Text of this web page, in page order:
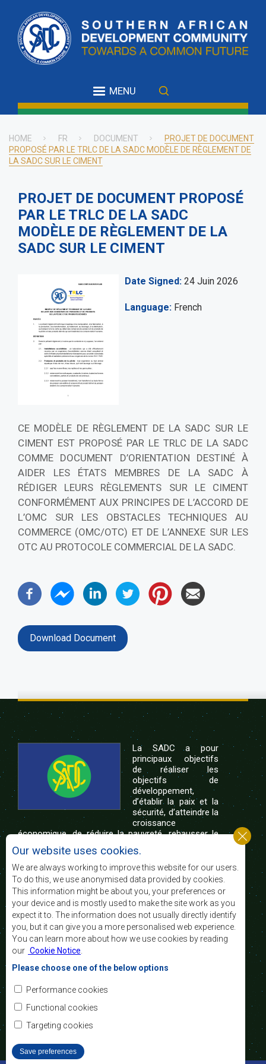
main
content
MENU
Breadcrumb
HOME FR DOCUMENT
PROJET DE DOCUMENT
PROPOSÉ PAR LE TRLC DE LA SADC MODÈLE DE RÈGLEMENT DE
LA SADC SUR LE CIMENT
PROJET DE DOCUMENT PROPOSÉ
PAR LE TRLC DE LA SADC
MODÈLE DE RÈGLEMENT DE LA
SADC SUR LE CIMENT
Date Signed 24 Juin 2026
Language French
CE MODÈLE DE RÈGLEMENT DE LA SADC SUR LE
CIMENT EST PROPOSÉ PAR LE TRLC DE LA SADC
COMME DOCUMENT D’ORIENTATION DESTINÉ À
AIDER LES ÉTATS MEMBRES DE LA SADC À
RÉDIGER LEURS RÈGLEMENTS SUR LE CIMENT
CONFORMÉMENT AUX PRINCIPES DE L’ACCORD DE
L’OMC SUR LES OBSTACLES TECHNIQUES AU
COMMERCE (OMC/OTC) ET DE L’ANNEXE SUR LES
OTC AU PROTOCOLE COMMERCIAL DE LA SADC.
Download Document
La SADC a pour
principaux objectifs
de réaliser les
objectifs de
développement,
d’établir la paix et la
sécurité, d’atteindre la
croissance
économique, de réduire la pauvreté, rehausser le
niveau et la qualité de vie du peuple de l’Afrique
australe et d’appuyer les défavorisés sociaux par le
biais de l’intégration régionale, de principes
démocratiques consolidés et d’un développement
équitable et durable.
Nous contacter
SADC House
Plot No. 54385
Central Business District
Private Bag 0095
Our website uses cookies.
We are always working to improve this website for our users.
To do this, we use anonymised data provided by cookies.
This information might be about you, your preferences or
your device and is mostly used to make the site work as you
expect it to. The information does not usually directly identify
you, but it can give you a more personalised web experience.
You can learn more about how we use cookies by reading
our Cookie Notice
Please choose one of the below options
Performance cookies
Functional cookies
Targeting cookies
Save preferences